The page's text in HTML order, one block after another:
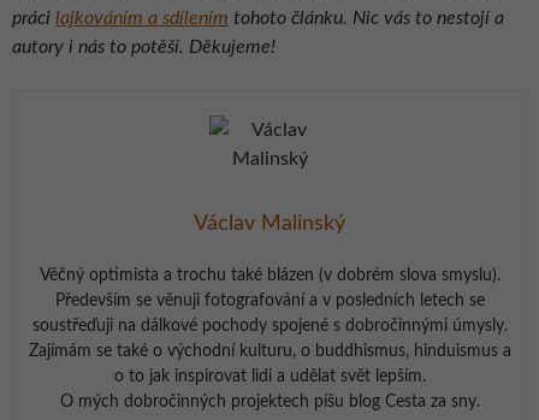
práci lajkováním a sdílením tohoto článku. Nic vás to nestojí a
autory i nás to potěší. Děkujeme!
Václav Malinský
Věčný optimista a trochu také blázen (v dobrém slova smyslu).
Především se věnuji fotografování a v posledních letech se
soustřeďuji na dálkové pochody spojené s dobročinnými úmysly.
Zajímám se také o východní kulturu, o buddhismus, hinduismus a
o to jak inspirovat lidi a udělat svět lepším.
O mých dobročinných projektech píšu blog Cesta za sny.